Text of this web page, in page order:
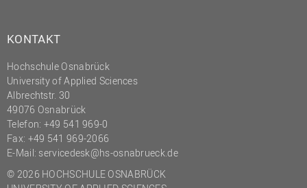
KONTAKT
Hochschule Osnabrück
University of Applied Sciences
Albrechtstr. 30
49076 Osnabrück
Telefon: +49 541 969-0
Fax: +49 541 969-2066
E-Mail: servicedesk@hs-osnabrueck.de
© 2026 HOCHSCHULE OSNABRÜCK